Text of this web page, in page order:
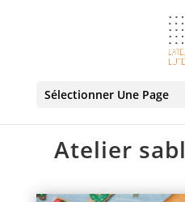
Sélectionner Une Page
Atelier